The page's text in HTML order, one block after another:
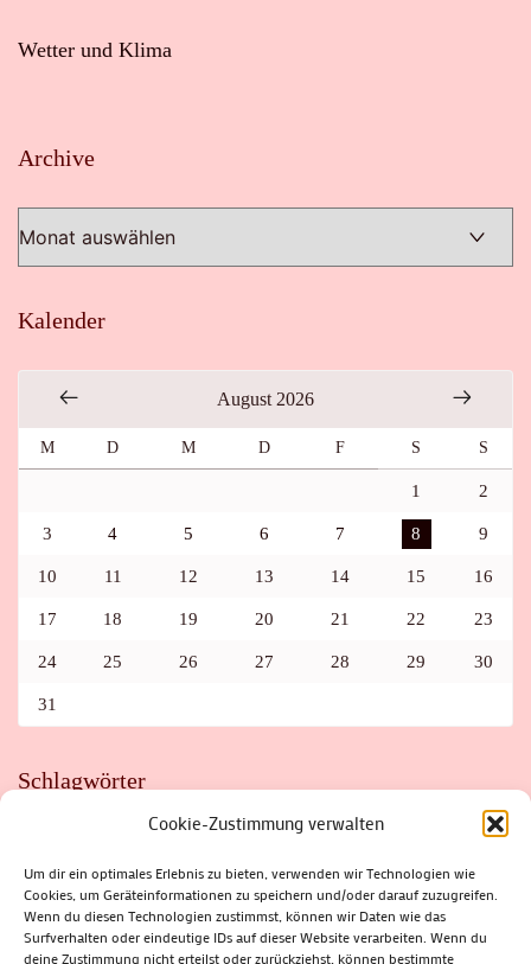
Cookie-Zustimmung verwalten
Um dir ein optimales Erlebnis zu bieten, verwenden wir Technologien wie
Cookies, um Geräteinformationen zu speichern und/oder darauf zuzugreifen.
Wenn du diesen Technologien zustimmst, können wir Daten wie das
Surfverhalten oder eindeutige IDs auf dieser Website verarbeiten. Wenn du
deine Zustimmung nicht erteilst oder zurückziehst, können bestimmte
Wetter und Klima
Archive
Kalender
August 2026
M D M D F S S
1 2
3 4 5 6 7 8 9
10 11 12 13 14 15 16
17 18 19 20 21 22 23
24 25 26 27 28 29 30
31
Schlagwörter
FAHRRAD
FLOHMARKT FOLK GEWINNSPIEL
HITZE
HITZEFALLE AUTO
IRISH DANCE JAZZ
KABARETT
KINDER
KIRMES KLASSIK
KLEINE SUHLER REIHE
KRIMI
KULTUR LESUNG LOTTO
MEININGEN
PARASITEN
PILZE SCHLEUSINGEN
SCHULWEG
SOMMERFERIEN
SPORT SRH
STADTFEST